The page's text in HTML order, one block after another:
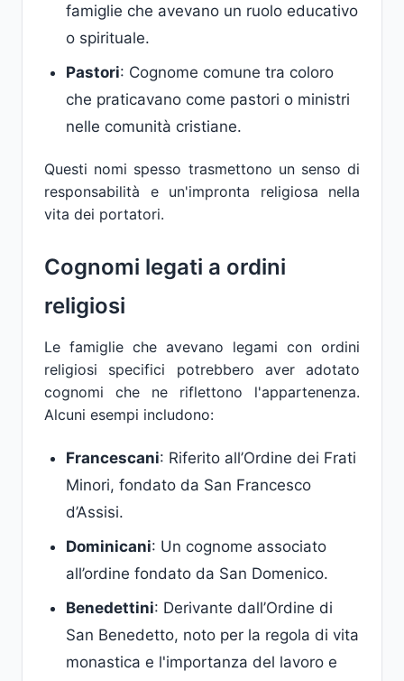
famiglie che avevano un ruolo educativo
o spirituale.
Pastori: Cognome comune tra coloro
che praticavano come pastori o ministri
nelle comunità cristiane.
Questi nomi spesso trasmettono un senso di
responsabilità e un'impronta religiosa nella
vita dei portatori.
Cognomi legati a ordini
religiosi
Le famiglie che avevano legami con ordini
religiosi specifici potrebbero aver adotato
cognomi che ne riflettono l'appartenenza.
Alcuni esempi includono:
Francescani: Riferito all’Ordine dei Frati
Minori, fondato da San Francesco
d’Assisi.
Dominicani: Un cognome associato
all’ordine fondato da San Domenico.
Benedettini: Derivante dall’Ordine di
San Benedetto, noto per la regola di vita
monastica e l'importanza del lavoro e